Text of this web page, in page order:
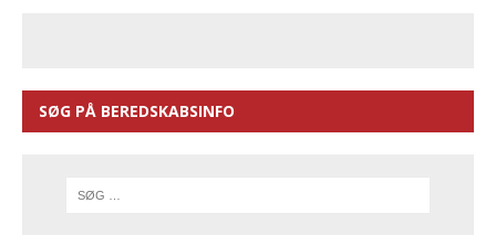
SØG PÅ BEREDSKABSINFO